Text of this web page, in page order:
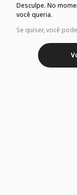
Desculpe. No
você queria.
Se quiser, você